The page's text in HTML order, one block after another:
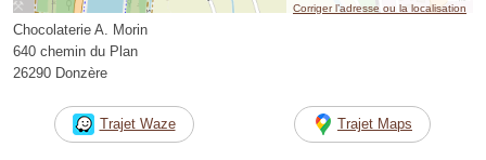
Corriger l’adresse ou la localisation
Chocolaterie A. Morin
640 chemin du Plan
26290 Donzère
Trajet Waze Trajet Maps